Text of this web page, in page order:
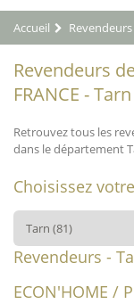
Accueil Revendeurs
Revendeurs
FRANCE -
Retrouvez tous les
dans le département
Choisissez
Revendeurs -
ECON'HOME /